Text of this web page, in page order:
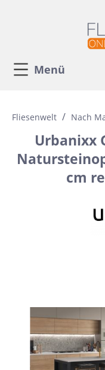
Menü
Fliesenwelt / Nach
Urbanixx
cm